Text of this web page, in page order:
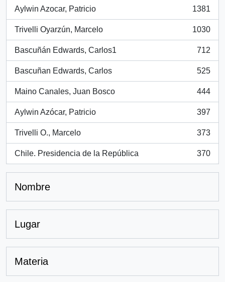
Aylwin Azocar, Patricio
, 1381 resultados
1381
Trivelli Oyarzún, Marcelo
, 1030 resultados
1030
Bascuñán Edwards, Carlos1
, 712 resultados
712
Bascuñan Edwards, Carlos
, 525 resultados
525
Maino Canales, Juan Bosco
, 444 resultados
444
Aylwin Azócar, Patricio
, 397 resultados
397
Trivelli O., Marcelo
, 373 resultados
373
Chile. Presidencia de la República
, 370 resultados
370
Nombre
Lugar
Materia